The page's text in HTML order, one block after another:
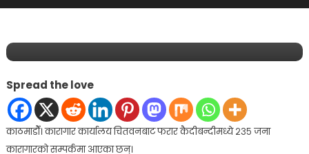
September 14, 2025 lifekhabar
Spread the love
काठमाडौँ। कारागार कार्यालय चितवनबाट फरार कैदीबन्दीमध्ये २३५ जना
कारागारको सम्पर्कमा आएका छन्।